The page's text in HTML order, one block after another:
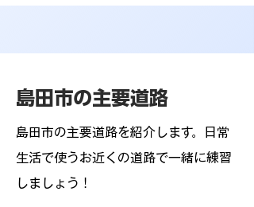
島田市の主要道路
島田市の主要道路を紹介します。日常
生活で使うお近くの道路で一緒に練習
しましょう！